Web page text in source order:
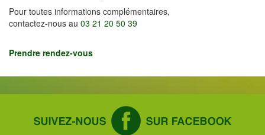
Pour toutes informations complémentaires,
contactez-nous au 03 21 20 50 39
Prendre rendez-vous